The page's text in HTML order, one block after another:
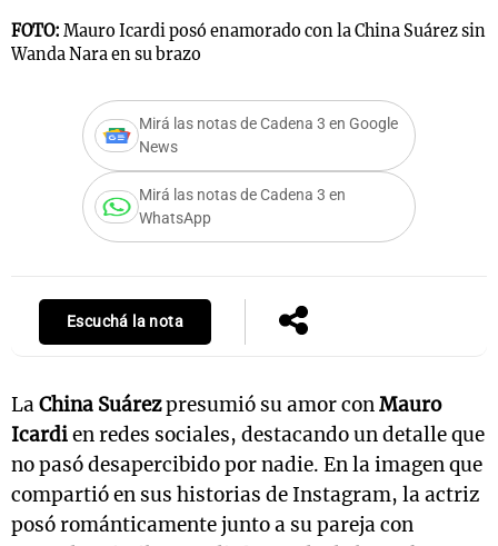
FOTO: Mauro Icardi posó enamorado con la China Suárez sin
Wanda Nara en su brazo
Mirá las notas de Cadena 3 en Google
News
Mirá las notas de Cadena 3 en
WhatsApp
Escuchá la nota
LaChina Suárezpresumió su amor conMauro
Icardien redes sociales, destacando un detalle que
no pasó desapercibido por nadie. En la imagen que
compartió en sus historias de Instagram, la actriz
posó románticamente junto a su pareja con
Notas
Mundial 2026